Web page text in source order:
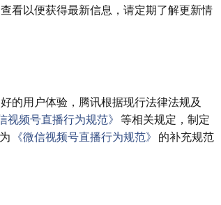
看以便获得最新信息，请定期了解更新情
的用户体验，腾讯根据现行法律法规及
视频号直播行为规范》
等相关规定，制定
《微信视频号直播行为规范》
的补充规范